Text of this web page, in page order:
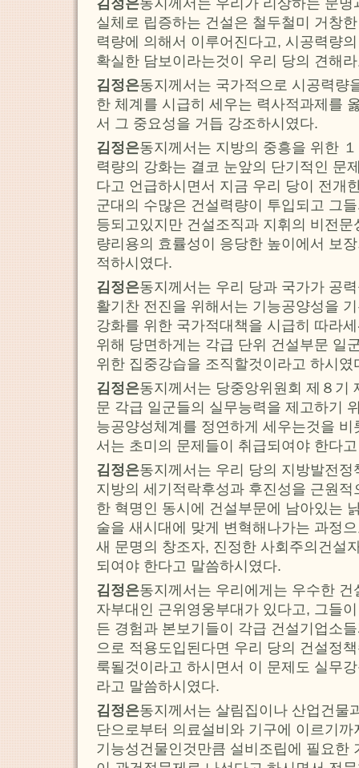
실체로 립증하는 건설은 철두철미 거창
력량에 의해서 이루어진다고, 시공력량
확실한 담보이라는것이 우리 당의 견해
김정은동지께서는 국가적으로 시공력량
한 체계를 시급히 세우는 력사적과제를
서 그 중요성을 거듭 강조하시였다.
김정은동지께서는 지방의 중흥을 위한
력량의 강화는 결코 눈앞의 단기적인 문
다고 언급하시면서 지금 우리 당이 전개
군대의 수많은 건설력량이 투입되고 그
등되고있지만 건설조직과 지휘의 비전
량리용의 효률성이 응당한 높이에서 보
적하시였다.
김정은동지께서는 우리 당과 국가가 공
활기찬 전진을 위해서는 기능공양성을
강화를 위한 국가적대책을 시급히 따라
위해 당면하게는 각급 단위 건설부문 일
위한 집중강습을 조직할것이라고 하시였
김정은동지께서는 당중앙위원회 제８기
문 각급 일군들의 실무능력을 제고하기
능공양성체계를 정연하게 세우는것을
서는 초미의 문제들이 취급되여야 한다
김정은동지께서는 우리 당의 지방발전
지방의 세기적락후성과 후진성을 근원
한 혁명인 동시에 건설부문에 남아있는
술을 새시대에 맞게 변혁해나가는 과정
새 문명의 창조자, 진정한 사회주의건설
되여야 한다고 말씀하시였다.
김정은동지께서는 우리에게는 우수한
자부대인 근위영웅부대가 있다고, 그들
든 경험과 본보기들이 각급 건설기업소
으로 적용도입된다면 우리 당의 건설정
룩될것이라고 하시면서 이 문제도 실무
라고 말씀하시였다.
김정은동지께서는 살림집이나 산업건물
단으로부터 의료설비와 기구에 이르기
기능성건물인것만큼 설비조립에 필요한